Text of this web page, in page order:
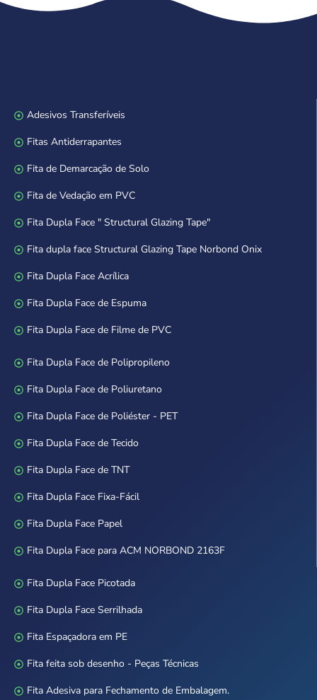
Adesivos Transferíveis
Fitas Antiderrapantes
Fita de Demarcação de Solo
Fita de Vedação em PVC
Fita Dupla Face " Structural Glazing Tape"
Fita dupla face Structural Glazing Tape Norbond Onix
Fita Dupla Face Acrílica
Fita Dupla Face de Espuma
Fita Dupla Face de Filme de PVC
Fita Dupla Face de Polipropileno
Fita Dupla Face de Poliuretano
Fita Dupla Face de Poliéster - PET
Fita Dupla Face de Tecido
Fita Dupla Face de TNT
Fita Dupla Face Fixa-Fácil
Fita Dupla Face Papel
Fita Dupla Face para ACM NORBOND 2163F
Fita Dupla Face Picotada
Fita Dupla Face Serrilhada
Fita Espaçadora em PE
Fita feita sob desenho - Peças Técnicas
Fita Adesiva para Fechamento de Embalagem.